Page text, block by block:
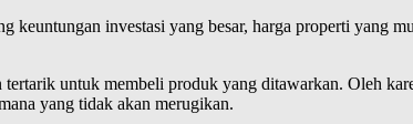
investasi yang besar, harga properti yang
untuk membeli produk yang ditawarkan. Oleh
yang tidak akan merugikan.